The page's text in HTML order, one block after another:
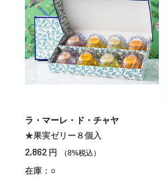
ラ・マーレ・ド・チャヤ
★果実ゼリー８個入
2,862 円 （8%税込）
在庫：○